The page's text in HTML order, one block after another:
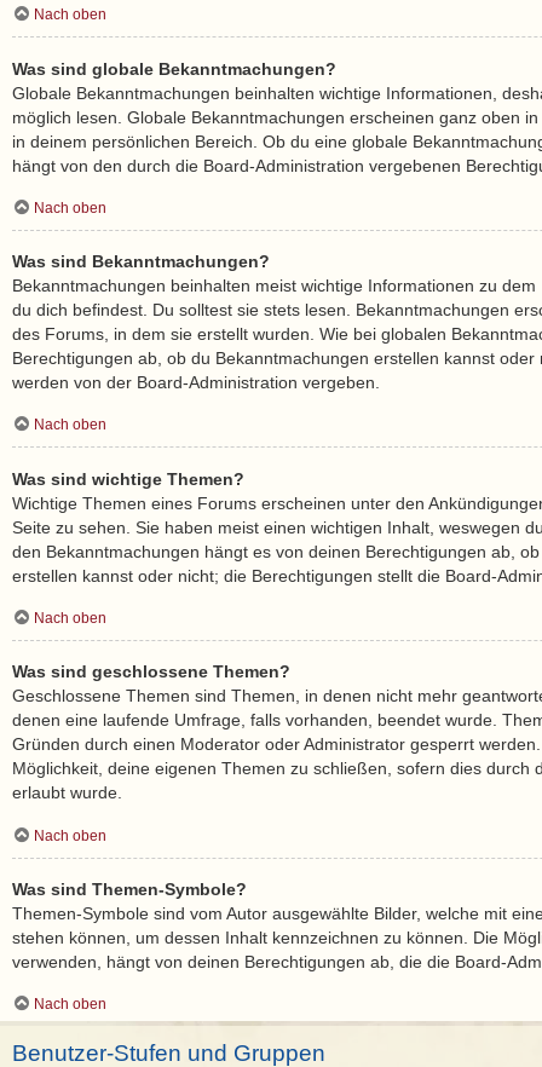
Nach oben
Was sind globale Bekanntmachungen?
Globale Bekanntmachungen beinhalten wichtige Informationen,
möglich lesen. Globale Bekanntmachungen erscheinen ganz oben
in deinem persönlichen Bereich. Ob du eine globale
hängt von den durch die Board-Administration vergebenen
Nach oben
Was sind Bekanntmachungen?
Bekanntmachungen beinhalten meist wichtige Informationen zu
du dich befindest. Du solltest sie stets lesen. Bekanntmachungen
des Forums, in dem sie erstellt wurden. Wie bei globalen
Berechtigungen ab, ob du Bekanntmachungen erstellen kannst
werden von der Board-Administration vergeben.
Nach oben
Was sind wichtige Themen?
Wichtige Themen eines Forums erscheinen unter den
Seite zu sehen. Sie haben meist einen wichtigen Inhalt, weswegen
den Bekanntmachungen hängt es von deinen Berechtigungen ab,
erstellen kannst oder nicht; die Berechtigungen stellt die Board-
Nach oben
Was sind geschlossene Themen?
Geschlossene Themen sind Themen, in denen nicht mehr
denen eine laufende Umfrage, falls vorhanden, beendet wurde.
Gründen durch einen Moderator oder Administrator gesperrt
Möglichkeit, deine eigenen Themen zu schließen, sofern dies durch
erlaubt wurde.
Nach oben
Was sind Themen-Symbole?
Themen-Symbole sind vom Autor ausgewählte Bilder, welche mit
stehen können, um dessen Inhalt kennzeichnen zu können. Die
verwenden, hängt von deinen Berechtigungen ab, die die Board-
Nach oben
Benutzer-Stufen und Gruppen